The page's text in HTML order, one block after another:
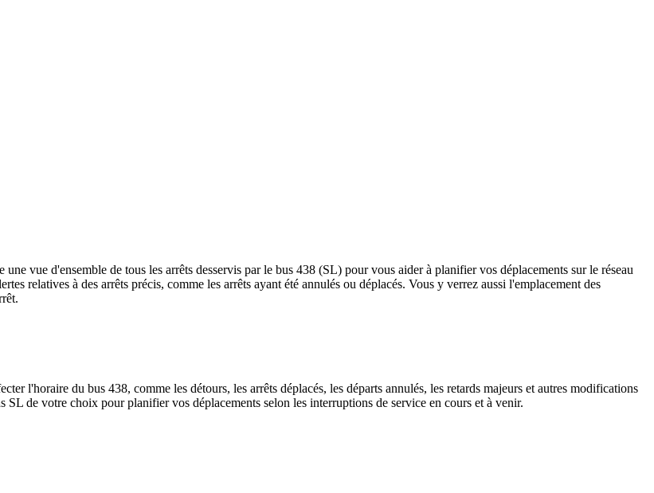
vue d'ensemble de tous les arrêts desservis par le bus 438 (SL) pour vous aider à planifier vos déplacements sur le réseau
relatives à des arrêts précis, comme les arrêts ayant été annulés ou déplacés. Vous y verrez aussi l'emplacement des
l'horaire du bus 438, comme les détours, les arrêts déplacés, les départs annulés, les retards majeurs et autres modifications
SL de votre choix pour planifier vos déplacements selon les interruptions de service en cours et à venir.